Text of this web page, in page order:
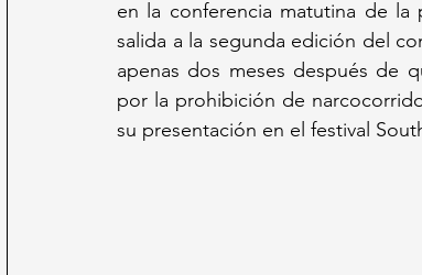
en la conferencia matutina de la
salida a la segunda edición del
apenas dos meses después de
por la prohibición de
su presentación en el festival